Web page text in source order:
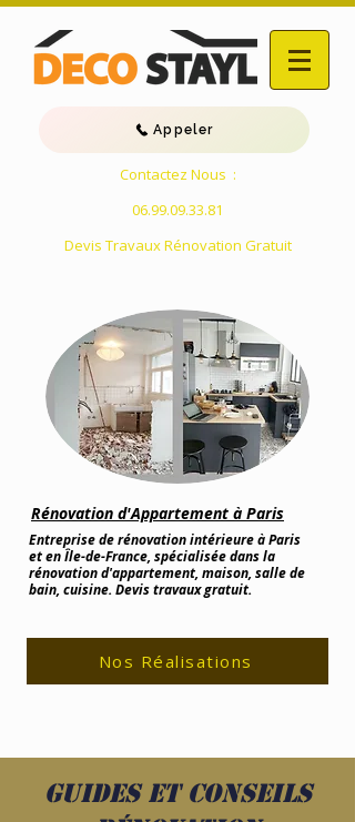
Appeler
Contactez Nous :
06.99.09.33.81
Devis Travaux Rénovation Gratuit
Rénovation d'Appartement à Paris
Entreprise de rénovation intérieure à Paris
et en Île-de-France, spécialisée dans la
rénovation d'appartement, maison, salle de
bain, cuisine. Devis travaux gratuit.
Nos Réalisations
Guides et conseils